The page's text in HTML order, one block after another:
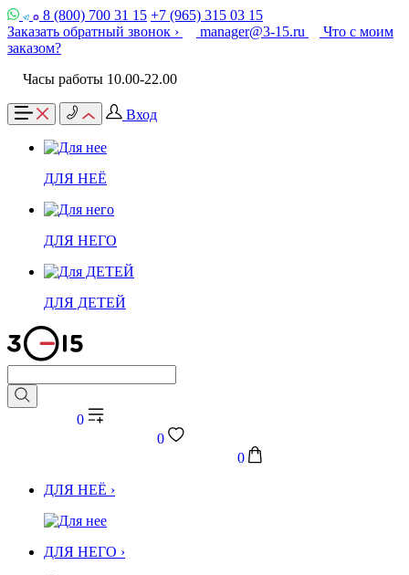
8 (800) 700 31 15 +7 (965) 315 03 15
Заказать обратный звонок ›
manager@3-15.ru
Что с моим
заказом?
Часы работы 10.00-22.00
Вход
ДЛЯ НЕЁ
ДЛЯ НЕГО
ДЛЯ ДЕТЕЙ
0
0
0
ДЛЯ НЕЁ ›
ДЛЯ НЕГО ›